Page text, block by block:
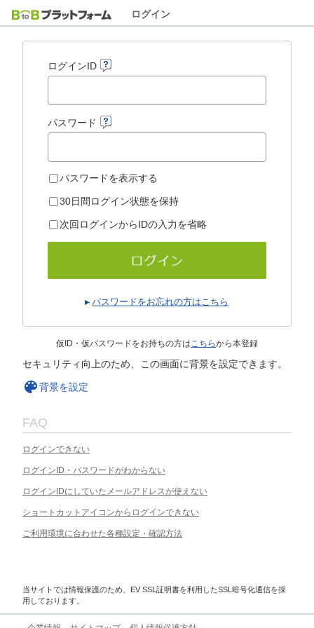
ログイン
ログインID
パスワード
パスワードを表示する
30日間ログイン状態を保持
次回ログインからIDの入力を省略
パスワードをお忘れの方はこちら
仮ID・仮パスワードをお持ちの方はこちらから本登録
セキュリティ向上のため、この画面に背景を設定できます。
背景を設定
FAQ
ログインできない
ログインID・パスワードがわからない
ログインIDにしていたメールアドレスが使えない
ショートカットアイコンからログインできない
ご利用環境に合わせた各種設定・確認方法
当サイトでは情報保護のため、EV SSL証明書を利用したSSL暗号化通信を採
用しております。